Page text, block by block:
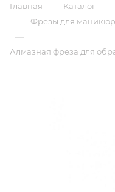
Главная — Каталог —
— Фрезы для
—
Алмазная фреза для